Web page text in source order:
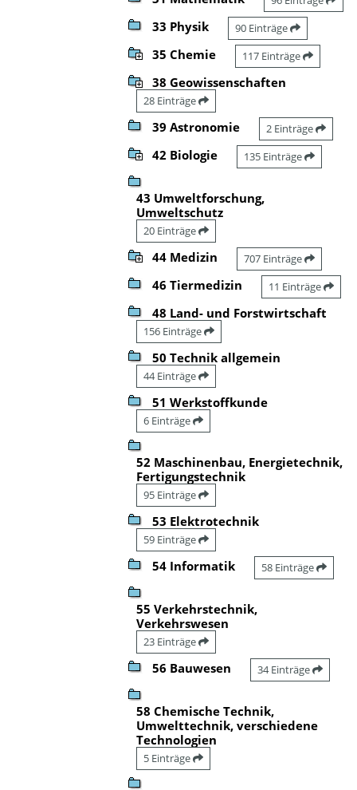
33 Physik 90 Einträge
35 Chemie 117 Einträge
38 Geowissenschaften
28 Einträge
39 Astronomie 2 Einträge
42 Biologie 135 Einträge
43 Umweltforschung,
Umweltschutz
20 Einträge
44 Medizin 707 Einträge
46 Tiermedizin 11 Einträge
48 Land- und Forstwirtschaft
156 Einträge
50 Technik allgemein
44 Einträge
51 Werkstoffkunde
6 Einträge
52 Maschinenbau, Energietechnik,
Fertigungstechnik
95 Einträge
53 Elektrotechnik
59 Einträge
54 Informatik 58 Einträge
55 Verkehrstechnik,
Verkehrswesen
23 Einträge
56 Bauwesen 34 Einträge
58 Chemische Technik,
Umwelttechnik, verschiedene
Technologien
5 Einträge